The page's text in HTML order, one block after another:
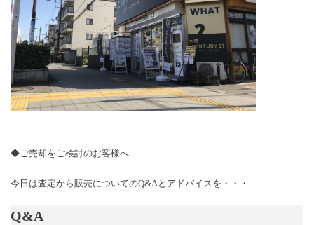
◆ご売却をご検討のお客様へ
今日は査定から販売についてのQ&Aとアドバイスを・・・
Q&A